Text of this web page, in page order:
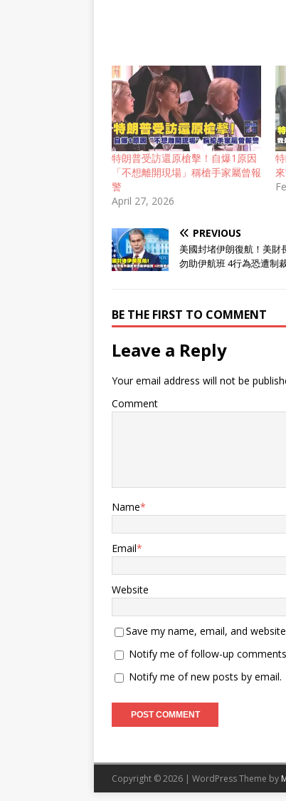
特朗普受訪還原槍擊！自爆1原因
「不想離開現場」稱槍手家屬曾報
警
April 27, 2026
PREVIOUS
美國封堵伊朗復航！美財
勿助伊航班 4行為恐遭制
BE THE FIRST TO COMMENT
Leave a Reply
Your email address will not be
Comment
Name*
Email*
Website
Save my name, email, and
Notify me of follow-up
Notify me of new posts by email.
Copyright © 2026 | WordPress Theme by